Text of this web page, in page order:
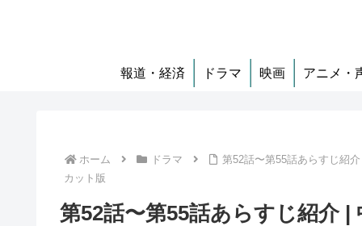
報道・経済 ドラマ 映画 アニメ・
ホーム ドラマ
第52話〜第55話あらすじ紹
カット版
第52話〜第55話あらすじ紹介